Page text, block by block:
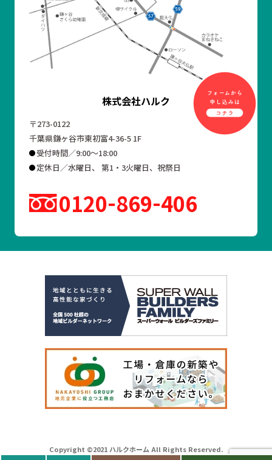
株式会社ハルク
〒273-0122
千葉県鎌ヶ谷市東初富4-36-5 1F
受付時間／9:00～18:00
定休日／水曜日、 第1・3火曜日、祝祭日
0120 869 406
Copyright ©2021 ハルクホーム All Rights Reserved.